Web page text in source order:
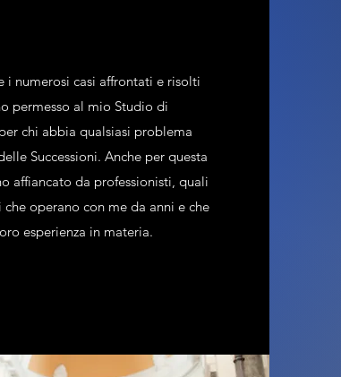
i numerosi casi affrontati e risolti
permesso al mio Studio di
chi abbia qualsiasi problema
Successioni. Anche per questa
affiancato da professionisti, quali
operano con me da anni e che
esperienza in materia.